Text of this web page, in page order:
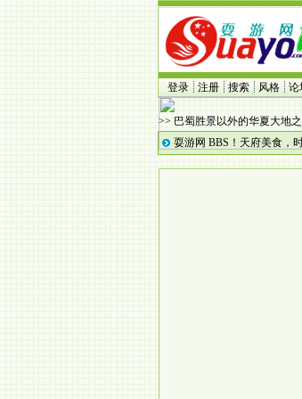
登录 注册 搜索 风格 论
>> 巴蜀胜景以外的华夏大地
耍游网 BBS！天府美食，